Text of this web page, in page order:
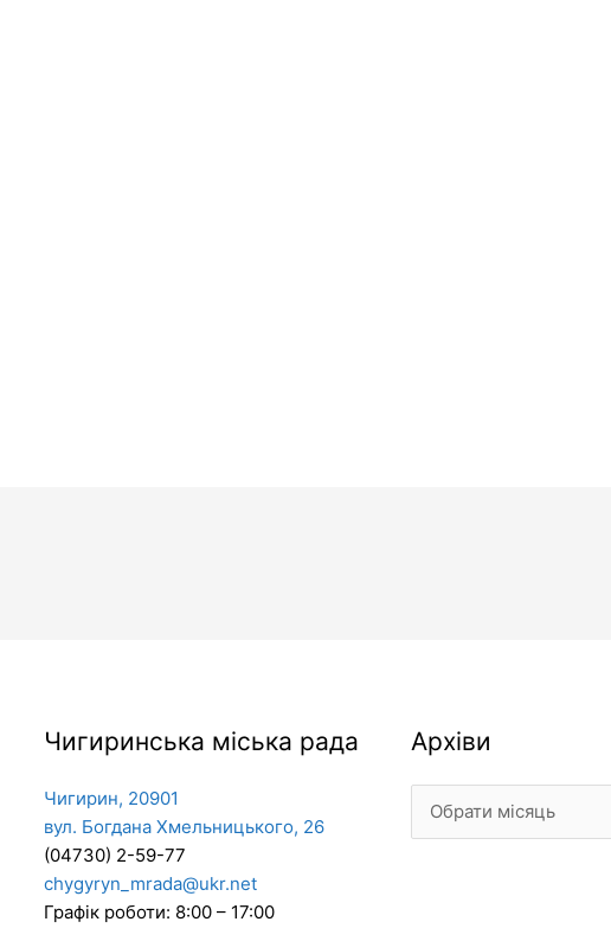
Чигиринська міська рада
Чигирин, 20901
вул. Богдана Хмельницького, 26
(04730) 2-59-77
chygyryn_mrada@ukr.net
Графік роботи: 8:00 – 17:00
Архіви
Архіви